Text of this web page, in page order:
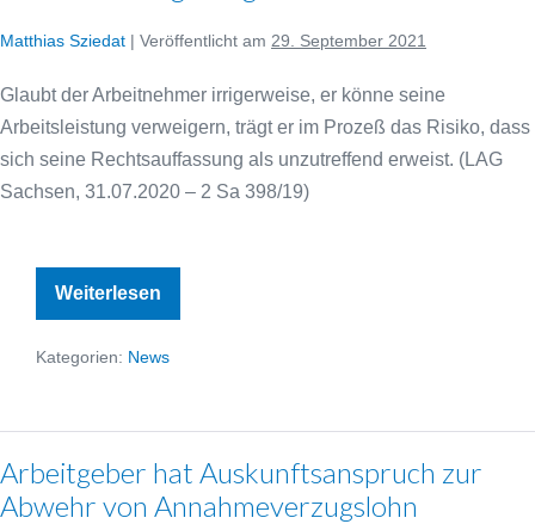
Matthias Sziedat | Veröffentlicht am 29. September 2021
Glaubt der Arbeitnehmer irrigerweise, er könne seine
Arbeitsleistung verweigern, trägt er im Prozeß das Risiko, dass
sich seine Rechtsauffassung als unzutreffend erweist. (LAG
Sachsen, 31.07.2020 – 2 Sa 398/19)
Weiterlesen
Arbeitsverweigerung
Kategorien: News
Arbeitgeber hat Auskunftsanspruch zur
Abwehr von Annahmeverzugslohn